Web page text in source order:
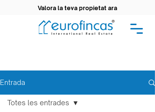
Valora la teva propietat ara
Entrada
Totes les entrades